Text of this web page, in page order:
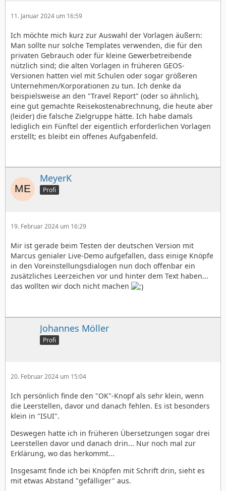
11. Januar 2024 um 16:59
Ich möchte mich kurz zur Auswahl der Vorlagen äußern:
Man sollte nur solche Templates verwenden, die für den
privaten Gebrauch oder für kleine Gewerbetreibende
nützlich sind; die alten Vorlagen in früheren GEOS-
Versionen hatten viel mit Schulen oder sogar größeren
Unternehmen/Korporationen zu tun. Ich denke da
beispielsweise an den "Travel Report" (oder so ähnlich),
eine gut gemachte Reisekostenabrechnung, die heute aber
(leider) die falsche Zielgruppe hätte. Ich habe damals
lediglich ein Fünftel der eigentlich erforderlichen Vorlagen
erstellt; es bleibt ein offenes Aufgabenfeld.
MeyerK
Profi
19. Februar 2024 um 16:29
Mir ist gerade beim Testen der deutschen Version mit
Marcus genialer Live-Demo aufgefallen, dass einige Knöpfe
in den Voreinstellungsdialogen nun doch offenbar ein
zusätzliches Leerzeichen vor und hinter dem Text haben...
das wollten wir doch nicht machen
Johannes Möller
Profi
20. Februar 2024 um 15:04
Ich persönlich finde den "OK"-Knopf als sehr klein, wenn
die Leerstellen, davor und danach fehlen. Es ist besonders
klein in "ISUI".
Deswegen hatte ich in früheren Übersetzungen sogar drei
Leerstellen davor und danach drin... Nur noch mal zur
Erklärung, wo das herkommt...
Insgesamt finde ich bei Knöpfen mit Schrift drin, sieht es
mit etwas Abstand "gefälliger" aus.